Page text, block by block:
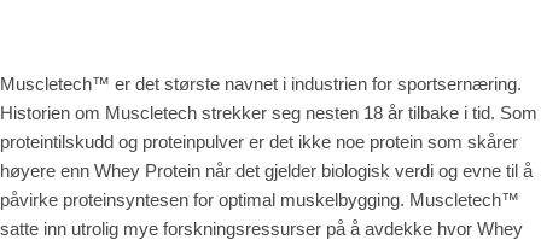
Muscletech™ er det største navnet i industrien for sportsernæring.
Historien om Muscletech strekker seg nesten 18 år tilbake i tid. Som
proteintilskudd og proteinpulver er det ikke noe protein som skårer
høyere enn Whey Protein når det gjelder biologisk verdi og evne til å
påvirke proteinsyntesen for optimal muskelbygging. Muscletech™
satte inn utrolig mye forskningsressurser på å avdekke hvor Whey